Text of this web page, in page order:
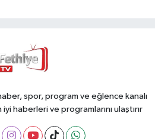
spor, program ve eğlence kanalı
haberleri ve programlarını ulaştırır